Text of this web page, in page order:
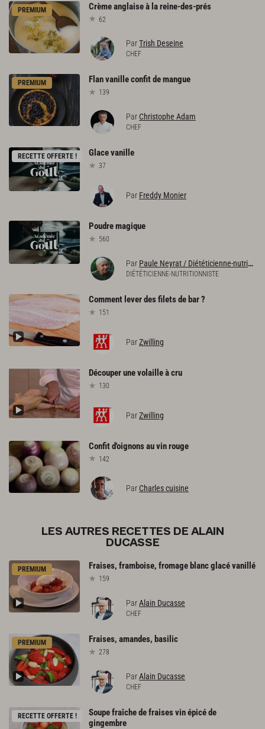
PREMIUM Crèmeanglaiseà lareine-des-prés
62
ParTrish Deseine
CHEF
PREMIUM Flanvanilleconfitdemangue
139
Par Christophe Adam
CHEF
RECETTE OFFERTE ! Glacevanille
37
Par Freddy Monier
Poudremagique
560
Par Paule Neyrat / Diététicienne-nutritionniste
DIÉTÉTICIENNE-NUTRITIONNISTE
Comment leverdesfiletsde bar?
151
ParZwilling
Découperunevolailleàcru
130
ParZwilling
Confitd'oignonsauvinrouge
142
Par Charles cuisine
LES AUTRES RECETTES DE ALAIN
DUCASSE
PREMIUM Fraises, framboise, fromage blancglacévanillé
159
ParAlain Ducasse
CHEF
PREMIUM Fraises, amandes, basilic
278
ParAlain Ducasse
CHEF
RECETTE OFFERTE ! Soupefraîchedefraisesvinépicéde
gingembre